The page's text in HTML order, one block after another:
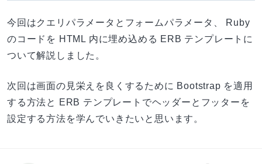
今回はクエリパラメータとフォームパラメータ、 Ruby
のコードを HTML 内に埋め込める ERB テンプレートに
ついて解説しました。
次回は画面の見栄えを良くするために Bootstrap を適用
する方法と ERB テンプレートでヘッダーとフッターを
設定する方法を学んでいきたいと思います。